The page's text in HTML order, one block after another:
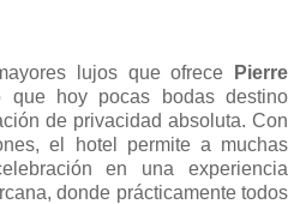
lujos que ofrece
Pierre
que hoy pocas bodas destino
de privacidad absoluta. Con
el hotel permite a muchas
en una experiencia
donde prácticamente todos